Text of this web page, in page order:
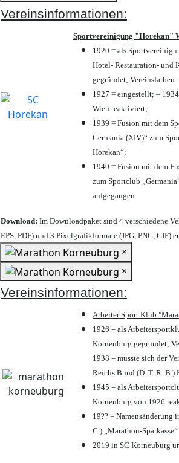
Vereinsinformationen:
Sportvereinigung "Horekan"
1920 = als
Hotel- Restauration- und
gegründet; Vereinsfarben:
1927 = eingestellt; –
Wien reaktiviert;
1939 = Fusion mit dem
Germania (XIV)“ zum
Horekan“;
1940 = Fusion mit dem
zum Sportclub
aufgegangen
Download: Im Downloadpaket sind 4 verschiedene
EPS, PDF) und 3 Pixelgrafikformate (JPG, PNG, GIF)
×
×
Vereinsinformationen:
Arbeiter Sport Klub
1926 = als
Korneuburg gegründet;
1938 = musste sich der
Reichs Bund (D. T. R. B.)
1945 = als
Korneuburg von 1926
19?? = Namensänderung
C.) „Marathon-
2019 in SC Korneuburg